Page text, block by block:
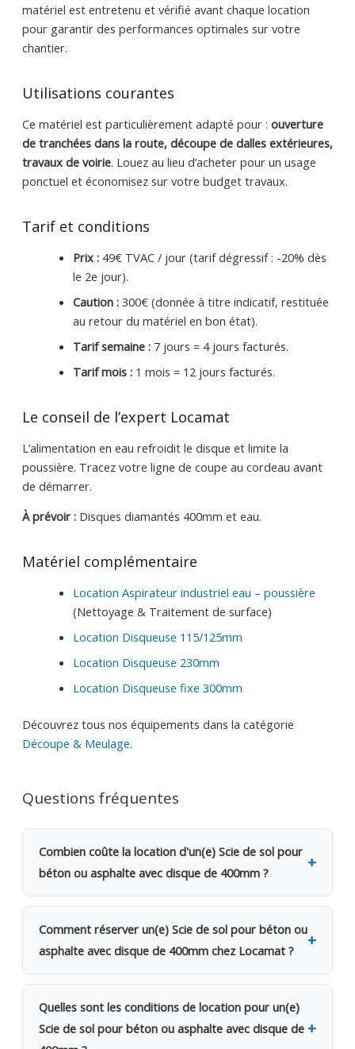
matériel est entretenu et vérifié avant chaque location
pour garantir des performances optimales sur votre
chantier.
Utilisations courantes
Ce matériel est particulièrement adapté pour : ouverture
de tranchées dans la route, découpe de dalles extérieures,
travaux de voirie. Louez au lieu d’acheter pour un usage
ponctuel et économisez sur votre budget travaux.
Tarif et conditions
Prix :49€ TVAC / jour (tarif dégressif : -20% dès
le 2e jour).
Caution :300€ (donnée à titre indicatif, restituée
au retour du matériel en bon état).
Tarif semaine :7 jours = 4 jours facturés.
Tarif mois :1 mois = 12 jours facturés.
Le conseil de l’expert Locamat
L’alimentation en eau refroidit le disque et limite la
poussière. Tracez votre ligne de coupe au cordeau avant
de démarrer.
À prévoir :Disques diamantés 400mm et eau.
Matériel complémentaire
Location Aspirateur industriel eau – poussière
(Nettoyage & Traitement de surface)
Location Disqueuse 115/125mm
Location Disqueuse 230mm
Location Disqueuse fixe 300mm
Découvrez tous nos équipements dans la catégorie
Découpe & Meulage.
Questions fréquentes
Combien coûte la location d'un(e) Scie de sol pour
béton ou asphalte avec disque de 400mm ?
La location d'un(e) Scie de sol pour béton ou
asphalte avec disque de 400mm coûte 49€ TVAC
par jour (40.49€ HTVA). Une caution de 300€ est
demandée. Dès le 2e jour, bénéficiez d'une remise
de 20%. Pour une semaine complète, seuls 4 jours
Comment réserver un(e) Scie de sol pour béton ou
asphalte avec disque de 400mm chez Locamat ?
Rendez-vous dans l'une de nos 5 agences en
Belgique ou appelez-nous pour vérifier la
disponibilité. Le retrait se fait sur place le jour
même, avec possibilité de livraison sur votre
Quelles sont les conditions de location pour un(e)
Scie de sol pour béton ou asphalte avec disque de